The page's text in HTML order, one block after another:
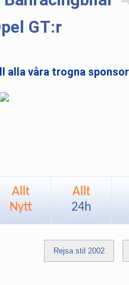
GT:r
alla våra trogna
Allt
Nytt
Allt
24h
Rejsa stil 2002